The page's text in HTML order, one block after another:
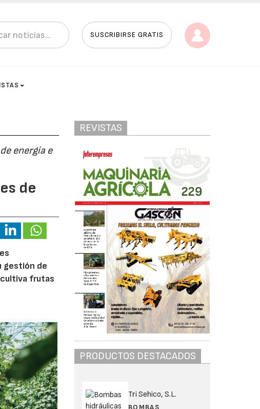
SUSCRIBIRSE GRATIS
energía e
de
gestión de
frutas
REVISTAS
PRODUCTOS DESTACADOS
Tri Sehico, S.L.
BOMBAS